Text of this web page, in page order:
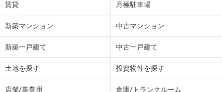
賃貸 月極駐車場
新築マンション 中古マンション
新築一戸建て 中古一戸建て
土地を探す 投資物件を探す
店舗/事業用 倉庫/トランクルーム